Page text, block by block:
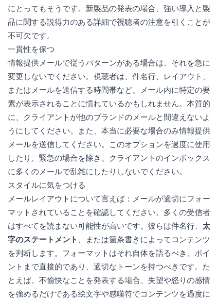
にとってもそうです。新製品の発表の場合、強い導入と製
品に関する説得力のある詳細で視聴者の注意を引くことが
不可欠です。
一貫性を保つ
情報提供メールで従うパターンがある場合は、それを急に
変更しないでください。視聴者は、件名行、レイアウト、
またはメールを送信する時間帯など、メール内に特定の要
素が表示されることに慣れているかもしれません。本質的
に、クライアントが他のブランドのメールと間違えないよ
うにしてください。また、本当に必要な場合のみ情報提供
メールを送信してください。このオプションを過度に使用
したり、緊急の場合を除き、クライアントのインボックス
に多くのメールで乱雑にしたりしないでください。
スタイルに気をつける
メールレイアウトについて言えば：メールが適切にフォー
マットされていることを確認してください。多くの受信者
はすべてを読まない可能性が高いです。彼らは件名行、 太
字のステートメント
、または箇条書きによってコンテンツ
を判断します。フォーマットはそれ自体を語るべき、ポイ
ントまで直接的であり、適切なトーンを持つべきです。た
とえば、不愉快なことを発表する場合、失望や怒りの感情
を強めるだけである絵文字や感嘆符でコンテンツを過度に